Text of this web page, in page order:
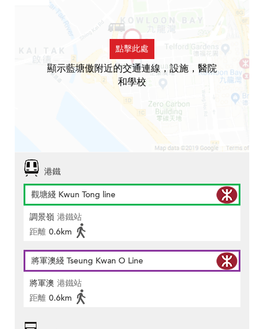
點擊此處
顯示藍塘傲附近的交通連線，設施，醫院
和學校
港鐵
觀塘綫 Kwun Tong line
調景嶺 港鐵站
距離 0.6km
將軍澳綫 Tseung Kwan O Line
將軍澳 港鐵站
距離 0.6km